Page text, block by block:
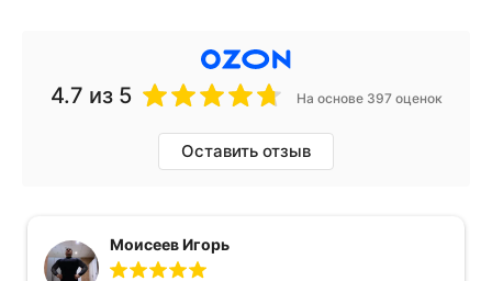
4.7 из 5 На основе 397 оценок
Оставить отзыв
Моисеев Игорь